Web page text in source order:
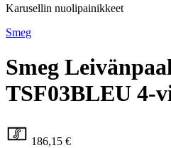
Karusellin nuolipainikkeet
Smeg
Smeg
TSF03BLEU 4-
186,15 €